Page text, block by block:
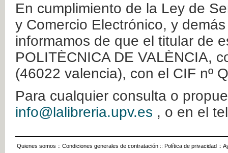
En cumplimiento de la Ley de
y Comercio Electrónico, y
informamos de que el titular de
POLITÈCNICA DE VALÈNCIA,
(46022 valencia), con el CIF nº
Para cualquier consulta o
info@lalibreria.upv.es , o en el
Quienes somos :: Condiciones generales de contratación :: Política de privacidad ::